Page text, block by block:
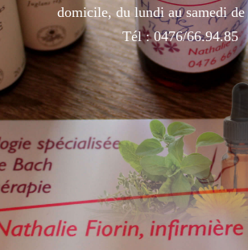
domicile, du lundi au samedi de
Tél : 0476/66.94.85